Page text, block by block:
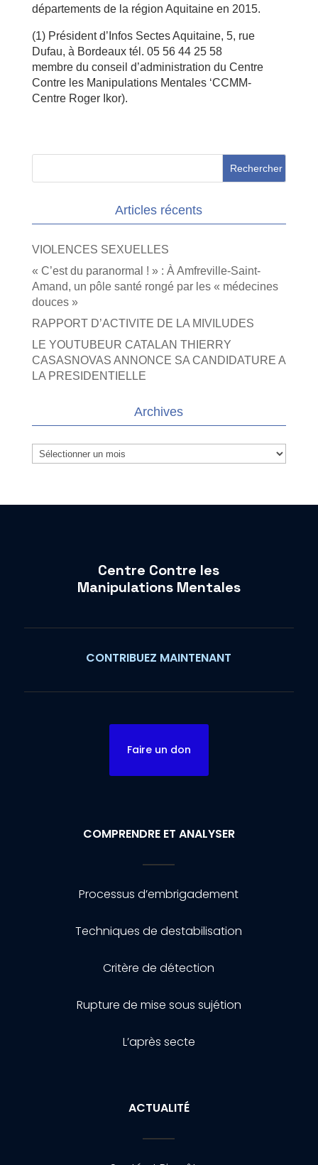
départements de la région Aquitaine en 2015.
(1) Président d’Infos Sectes Aquitaine, 5, rue
Dufau, à Bordeaux tél. 05 56 44 25 58
membre du conseil d’administration du Centre
Contre les Manipulations Mentales ‘CCMM-
Centre Roger Ikor).
Articles récents
VIOLENCES SEXUELLES
« C’est du paranormal ! » : À Amfreville-Saint-
Amand, un pôle santé rongé par les « médecines
douces »
RAPPORT D’ACTIVITE DE LA MIVILUDES
LE YOUTUBEUR CATALAN THIERRY
CASASNOVAS ANNONCE SA CANDIDATURE A
LA PRESIDENTIELLE
Archives
Archives
Centre Contre les
Manipulations Mentales
CONTRIBUEZ MAINTENANT
Faire un don
COMPRENDRE ET ANALYSER
Processus d’embrigadement
Techniques de destabilisation
Critère de détection
Rupture de mise sous sujétion
L’après secte
ACTUALITÉ